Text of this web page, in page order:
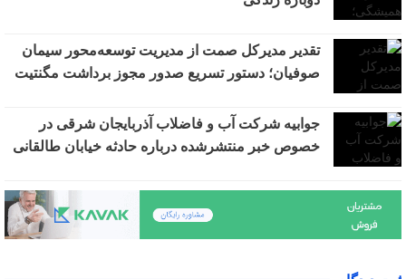
تقدیر مدیرکل صمت از مدیریت توسعه‌محور سیمان
صوفیان؛ دستور تسریع صدور مجوز برداشت مگنتیت
جوابیه شرکت آب و فاضلاب آذربایجان شرقی در
خصوص خبر منتشرشده درباره حادثه خیابان طالقانی